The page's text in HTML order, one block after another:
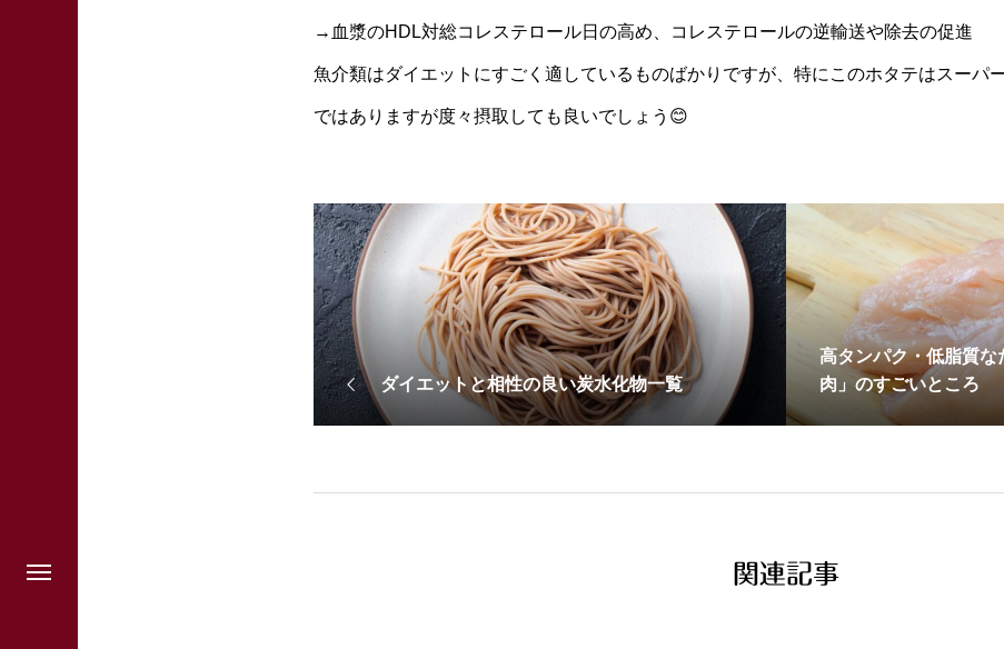
→血漿のHDL対総コレステロール日の高め、コレステロールの逆輸送や除去の促進
魚介類はダイエットにすごく適しているものばかりですが、特にこのホタテはスーパ
ではありますが度々摂取しても良いでしょう😊
ダイエットと相性の良い炭水化物一覧
高タンパク・低脂質
肉」のすごいところ
関連記事